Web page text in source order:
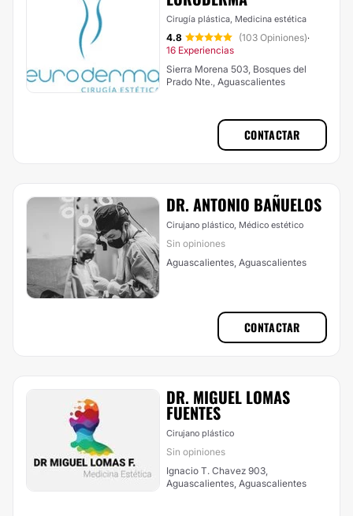
Cirugía plástica, Medicina estética
4.8 (103 Opiniones)·
16 Experiencias
Sierra Morena 503, Bosques del
Prado Nte., Aguascalientes
CONTACTAR
DR. ANTONIO BAÑUELOS
Cirujano plástico, Médico estético
Sin opiniones
Aguascalientes, Aguascalientes
CONTACTAR
DR. MIGUEL LOMAS
FUENTES
Cirujano plástico
Sin opiniones
Ignacio T. Chavez 903,
Aguascalientes, Aguascalientes